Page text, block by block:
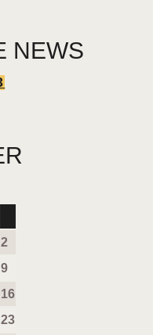
NEWS
2
9
16
23